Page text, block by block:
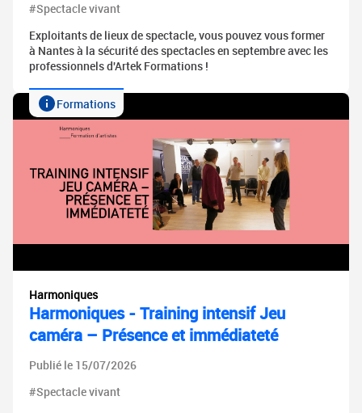
#Spectacle vivant
Exploitants de lieux de spectacle, vous pouvez vous former
à Nantes à la sécurité des spectacles en septembre avec les
professionnels d'Artek Formations !
Formations
Harmoniques
Harmoniques - Training intensif Jeu
caméra – Présence et immédiateté
Publié le 15/07/2026
#Spectacle vivant